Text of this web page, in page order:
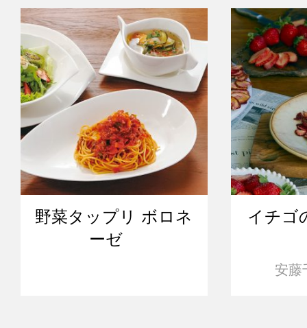
野菜タップリ ボロネ
ーゼ
イチゴ
安藤